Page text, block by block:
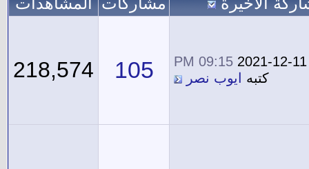
2021-12-11
09:15 PM
كتبه
ايوب نصر 105
218,574